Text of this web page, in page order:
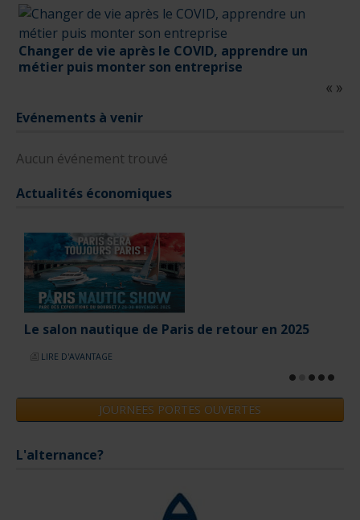
Changer de vie après le COVID, apprendre un
métier puis monter son entreprise
Evénements à venir
Aucun événement trouvé
Actualités économiques
Le salon nautique de Paris de retour en 2025
LIRE D'AVANTAGE
JOURNEES PORTES OUVERTES
L'alternance?